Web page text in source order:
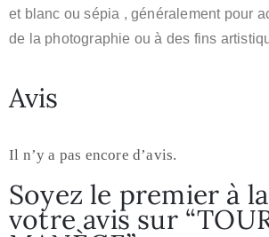
et blanc ou sépia , généralement pour
de la photographie ou à des fins
Avis
Il n’y a pas encore d’avis.
Soyez le premier à
votre avis sur